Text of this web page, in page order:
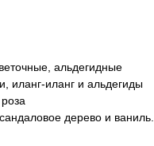
альдегидные
иланг-иланг и альдегиды
дерево и ваниль.